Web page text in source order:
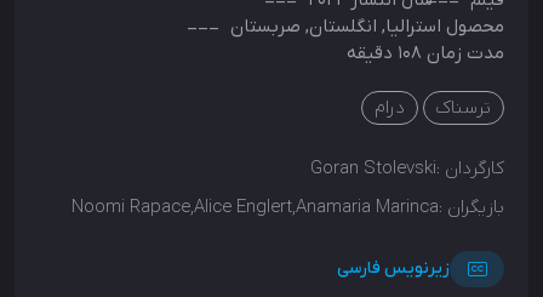
محصول استرالیا, انگلستان, صربستان
مدت زمان 108 دقیقه
ترسناک درام
کارگردان :Goran Stolevski
بازیگران :Noomi Rapace,Alice Englert,Anamaria Marinca
زیرنویس فارسی